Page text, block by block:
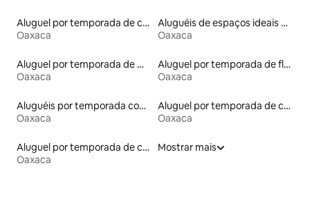
Aluguel por temporada de casas de hóspedes
Oaxaca
Aluguéis de espaços ideais para famílias
Oaxaca
Aluguel por temporada de microcasas
Oaxaca
Aluguel por temporada de flats
Oaxaca
Aluguéis por temporada com acesso ao lago
Oaxaca
Aluguel por temporada de casas arredondadas
Oaxaca
Aluguel por temporada de casas na árvore
Oaxaca
Mostrar mais